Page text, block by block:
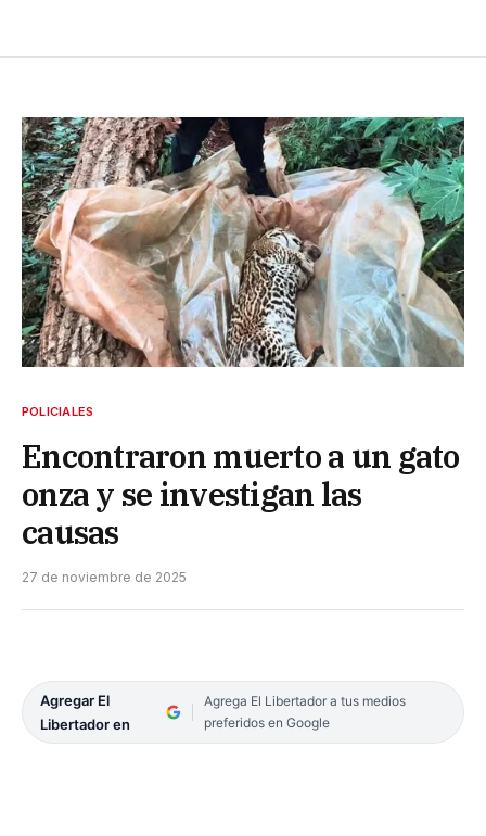
POLICIALES
Encontraron muerto a un gato
onza y se investigan las
causas
27 de noviembre de 2025
Agregar El
Libertador en
Agrega El Libertador a tus medios
preferidos en Google